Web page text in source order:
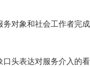
对象和社会工作者完
头表达对服务介入的